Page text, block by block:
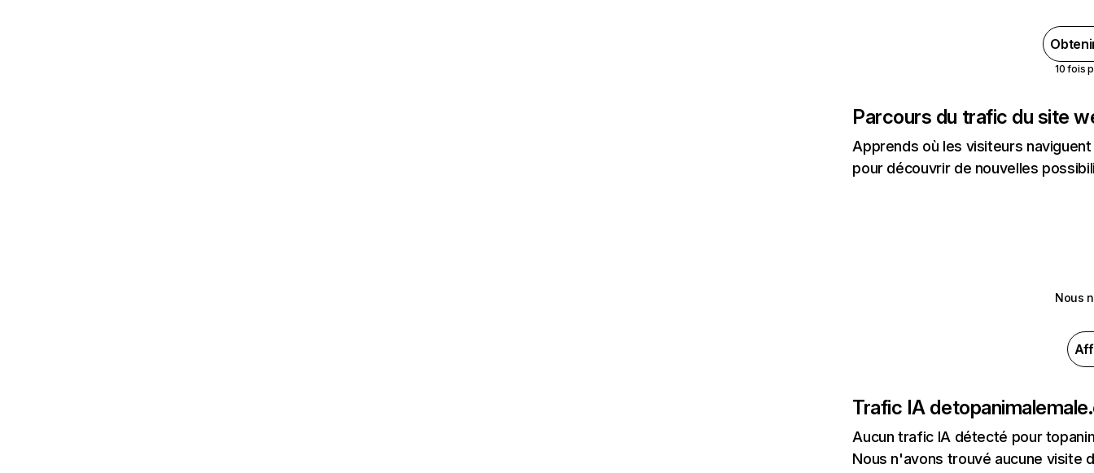
10 fois
Parcours du trafic du site
Apprends où les visiteurs
pour découvrir de nouvelles
Nous
Trafic IA de
Aucun trafic IA détecté pour
Nous n'avons trouvé aucune visite